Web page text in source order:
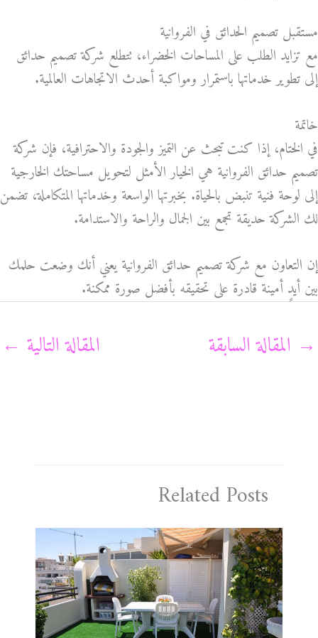
مستقبل تصميم الحدائق في الفروانية
مع تزايد الطلب على المساحات الخضراء، تتطلع شركة تصميم حدائق
إلى تطوير خدماتها باستمرار ومواكبة أحدث الاتجاهات العالمية.
خاتمة
في الختام، إذا كنت تبحث عن التميز والجودة والاحترافية، فإن شركة
تصميم حدائق الفروانية هي الخيار الأمثل لتحويل مساحتك الخارجية
إلى لوحة فنية تنبض بالحياة. بخبرتها الواسعة وخدماتها المتكاملة، تضمن
لك الشركة حديقة تجمع بين الجمال والراحة والاستدامة.
إن التعاون مع شركة تصميم حدائق الفروانية يعني أنك وضعت حلمك
بين أيدٍ أمينة قادرة على تحقيقه بأفضل صورة ممكنة.
→ المقالة السابقة المقالة التالية ←
Related Posts